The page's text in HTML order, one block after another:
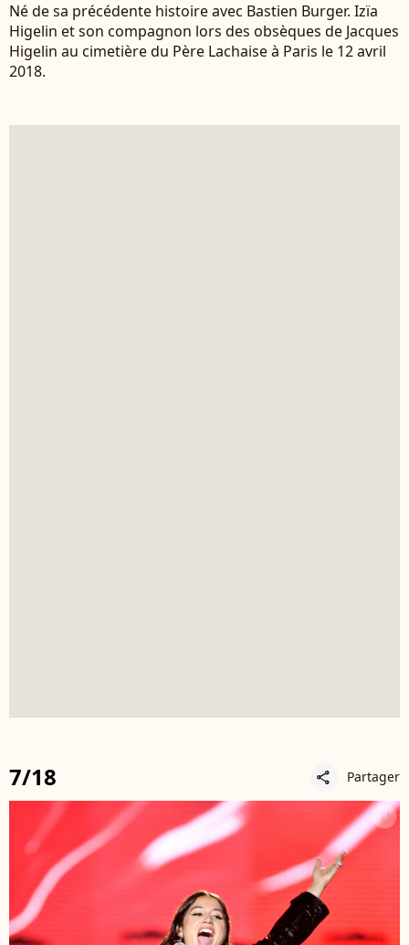
Né de sa précédente histoire avec Bastien Burger. Izïa
Higelin et son compagnon lors des obsèques de Jacques
Higelin au cimetière du Père Lachaise à Paris le 12 avril
2018.
7/18 share Partager